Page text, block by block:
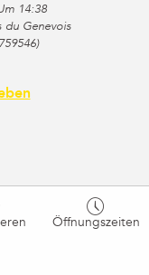
14:38
du Genevois
)
Öffnungszeiten